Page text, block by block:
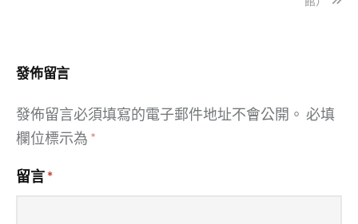
發佈留言
發佈留言必須填寫的電子郵件地址不會公開。 必填
欄位標示為 *
留言*